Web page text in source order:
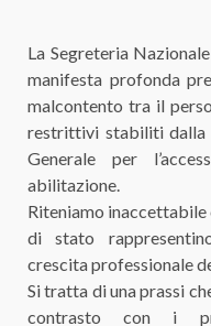
La Segreteria
manifesta profonda
malcontento tra il
restrittivi stabiliti dalla
Generale per
abilitazione.
Riteniamo inaccettabile
di stato
crescita professionale
Si tratta di una prassi
contrasto con i